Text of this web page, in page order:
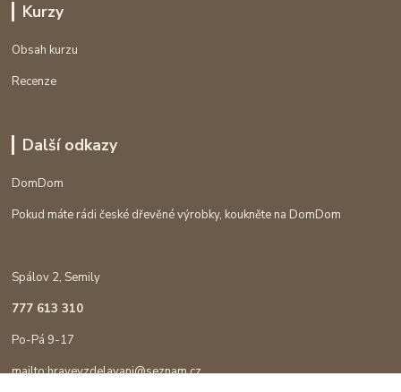
Kurzy
Obsah kurzu
Recenze
Další odkazy
DomDom
Pokud máte rádi české dřevěné výrobky, koukněte na DomDom
Spálov 2, Semily
777 613 310
Po-Pá 9-17
mailto:hravevzdelavani@seznam.cz